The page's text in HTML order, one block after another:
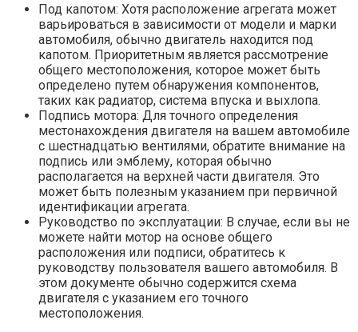
Под капотом: Хотя расположение агрегата может
варьироваться в зависимости от модели и марки
автомобиля, обычно двигатель находится под
капотом. Приоритетным является рассмотрение
общего местоположения, которое может быть
определено путем обнаружения компонентов,
таких как радиатор, система впуска и выхлопа.
Подпись мотора: Для точного определения
местонахождения двигателя на вашем автомобиле
с шестнадцатью вентилями, обратите внимание на
подпись или эмблему, которая обычно
располагается на верхней части двигателя. Это
может быть полезным указанием при первичной
идентификации агрегата.
Руководство по эксплуатации: В случае, если вы не
можете найти мотор на основе общего
расположения или подписи, обратитесь к
руководству пользователя вашего автомобиля. В
этом документе обычно содержится схема
двигателя с указанием его точного
местоположения.